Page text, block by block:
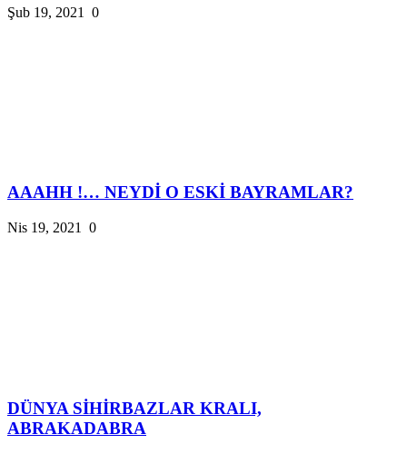
Şub 19, 2021 0
AAAHH !… NEYDİ O ESKİ BAYRAMLAR?
Nis 19, 2021 0
DÜNYA SİHİRBAZLAR KRALI,
ABRAKADABRA